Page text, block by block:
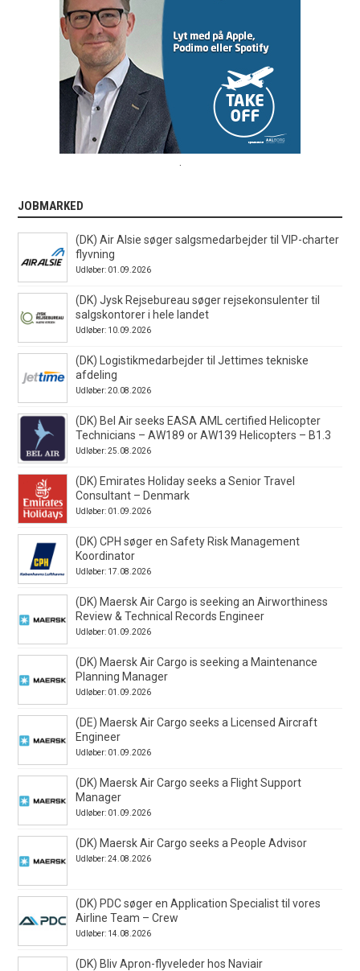
JOBMARKED
(DK) Air Alsie søger salgsmedarbejder til VIP-charter
flyvning
Udløber: 01.09.2026
(DK) Jysk Rejsebureau søger rejsekonsulenter til
salgskontorer i hele landet
Udløber: 10.09.2026
(DK) Logistikmedarbejder til Jettimes tekniske
afdeling
Udløber: 20.08.2026
(DK) Bel Air seeks EASA AML certified Helicopter
Technicians – AW189 or AW139 Helicopters – B1.3
Udløber: 25.08.2026
(DK) Emirates Holiday seeks a Senior Travel
Consultant – Denmark
Udløber: 01.09.2026
(DK) CPH søger en Safety Risk Management
Koordinator
Udløber: 17.08.2026
(DK) Maersk Air Cargo is seeking an Airworthiness
Review & Technical Records Engineer
Udløber: 01.09.2026
(DK) Maersk Air Cargo is seeking a Maintenance
Planning Manager
Udløber: 01.09.2026
(DE) Maersk Air Cargo seeks a Licensed Aircraft
Engineer
Udløber: 01.09.2026
(DK) Maersk Air Cargo seeks a Flight Support
Manager
Udløber: 01.09.2026
(DK) Maersk Air Cargo seeks a People Advisor
Udløber: 24.08.2026
(DK) PDC søger en Application Specialist til vores
Airline Team – Crew
Udløber: 14.08.2026
(DK) Bliv Apron-flyveleder hos Naviair